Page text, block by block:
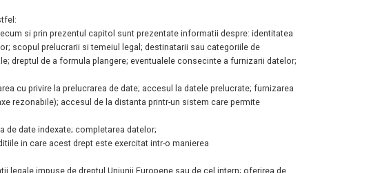
si prin prezentul capitol sunt prezentate informatii despre: identitatea
scopul prelucrarii si temeiul legal; destinatarii sau categoriile de
dreptul de a formula plangere; eventualele consecinte a furnizarii datelor;
cu privire la prelucrarea de date; accesul la datele prelucrate; furnizarea
rezonabile); accesul de la distanta printr-un sistem care permite
de date indexate; completarea datelor;
in care acest drept este exercitat intr-o manierea
legale impuse de dreptul Uniunii Europene sau de cel intern; oferirea de